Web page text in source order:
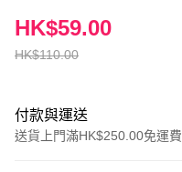
HK$110.00
HK$59.00
付款與運送
送貨上門滿HK$250.00免運費